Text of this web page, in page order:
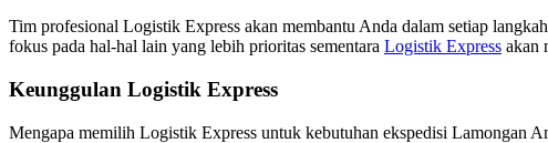
Tim profesional Logistik Express akan membantu Anda dalam setiap
fokus pada hal-hal lain yang lebih prioritas sementara Logistik Express akan
Keunggulan Logistik Express
Mengapa memilih Logistik Express untuk kebutuhan ekspedisi Lamongan